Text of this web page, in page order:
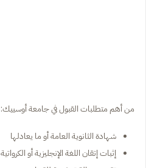
من أهم متطلبات القبول في جامعة أوسييك:
شهادة الثانوية العامة أو ما يعادلها
إثبات إتقان اللغة الإنجليزية أو الكرواتية